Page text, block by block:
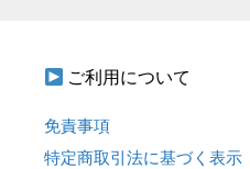
ご利用について
免責事項
特定商取引法に基づく表示